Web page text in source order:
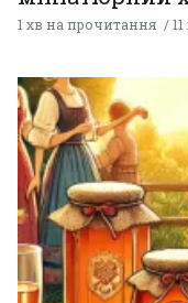
1 хв на прочитання